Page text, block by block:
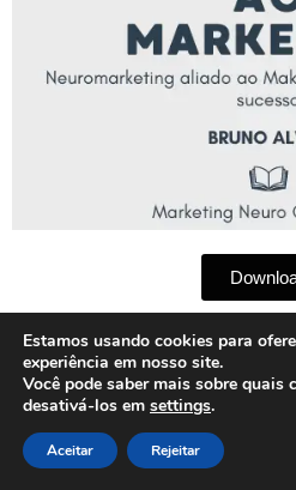
Schema Global Ativado? 0
Estamos usando cookies para
experiência em nosso site.
Você pode saber mais sobre quais
desativá-los em settings.
Aceitar Rejeitar